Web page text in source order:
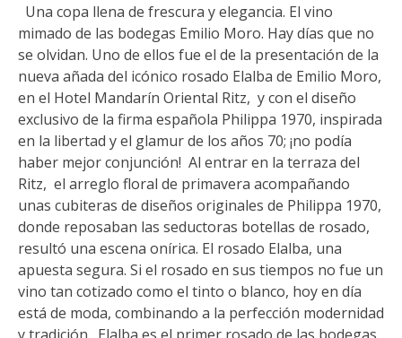
Una copa llena de frescura y elegancia. El vino
mimado de las bodegas Emilio Moro. Hay días que no
se olvidan. Uno de ellos fue el de la presentación de la
nueva añada del icónico rosado Elalba de Emilio Moro,
en el Hotel Mandarín Oriental Ritz, y con el diseño
exclusivo de la firma española Philippa 1970, inspirada
en la libertad y el glamur de los años 70; ¡no podía
haber mejor conjunción! Al entrar en la terraza del
Ritz, el arreglo floral de primavera acompañando
unas cubiteras de diseños originales de Philippa 1970,
donde reposaban las seductoras botellas de rosado,
resultó una escena onírica. El rosado Elalba, una
apuesta segura. Si el rosado en sus tiempos no fue un
vino tan cotizado como el tinto o blanco, hoy en día
está de moda, combinando a la perfección modernidad
y tradición. Elalba es el primer rosado de las bodegas